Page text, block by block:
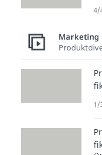
4/
Marketing
1/